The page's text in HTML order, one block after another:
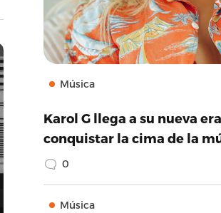
Música
Karol G llega a su nueva
conquistar la cima de la
0
Música